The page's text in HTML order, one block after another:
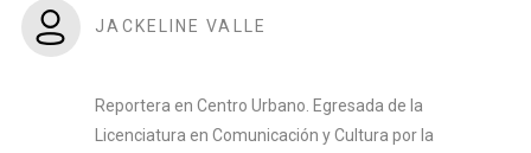
JACKELINE VALLE
Reportera en Centro Urbano. Egresada de la
Licenciatura en Comunicación y Cultura por la